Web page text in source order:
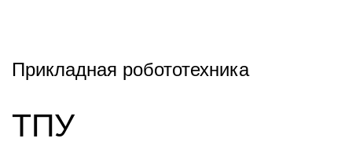
Прикладная робототехника
ТПУ